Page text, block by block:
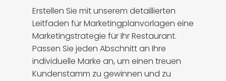
Erstellen Sie mit unserem detaillierten
Leitfaden für Marketingplanvorlagen eine
Marketingstrategie für Ihr Restaurant.
Passen Sie jeden Abschnitt an Ihre
individuelle Marke an, um einen treuen
Kundenstamm zu gewinnen und zu